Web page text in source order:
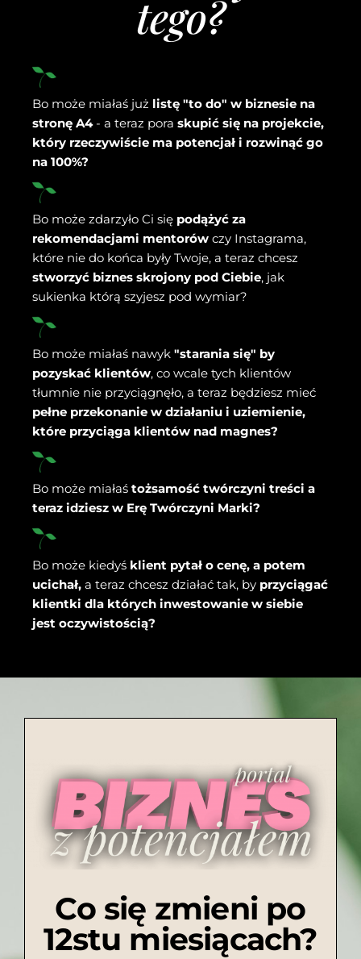
tego?
Bo może miałaś już listę "to do" w biznesie na
stronę A4- a teraz pora skupić się na projekcie,
który rzeczywiście ma potencjał i rozwinąć go
na 100%?
Bo może zdarzyło Ci się podążyć za
rekomendacjami mentorów czy Instagrama,
które nie do końca były Twoje, a teraz chcesz
stworzyć biznes skrojony pod Ciebie, jak
sukienka którą szyjesz pod wymiar?
Bo może miałaś nawyk "starania się" by
pozyskać klientów, co wcale tych klientów
tłumnie nie przyciągnęło, a teraz będziesz mieć
pełne przekonanie w działaniu i uziemienie,
które przyciąga klientów nad magnes?
Bo może miałaś tożsamość twórczyni treści a
teraz idziesz w Erę Twórczyni Marki?
Bo może kiedyś klient pytał o cenę, a potem
ucichał, a teraz chcesz działać tak, by przyciągać
klientki dla których inwestowanie w siebie
jest oczywistością?
Co się zmieni po
12stu miesiącach?